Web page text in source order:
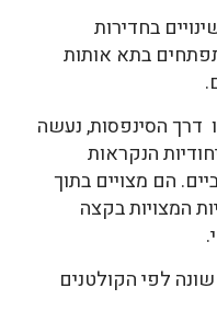
בחדירות
בתא אותות
הסינפסות, נעשה
הנקראות
הם מצויים בתוך
המצויות בקצה
לפי הקולטנים